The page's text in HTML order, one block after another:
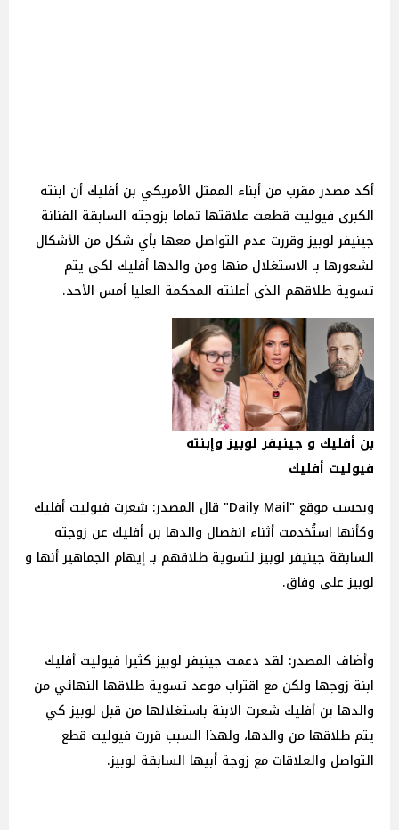
أكد مصدر مقرب من أبناء الممثل الأمريكي بن أفليك أن ابنته
الكبرى فيوليت قطعت علاقتها تماما بزوجته السابقة الفنانة
جينيفر لوبيز وقررت عدم التواصل معها بأي شكل من الأشكال
لشعورها بـ الاستغلال منها ومن والدها أفليك لكي يتم
تسوية طلاقهم الذي أعلنته المحكمة العليا أمس الأحد.
بن أفليك و جينيفر لوبيز وإبنته
فيوليت أفليك
وبحسب موقع "Daily Mail" قال المصدر: شعرت فيوليت أفليك
وكأنها استُخدمت أثناء انفصال والدها بن أفليك عن زوجته
السابقة جينيفر لوبيز لتسوية طلاقهم بـ إيهام الجماهير أنها و
لوبيز على وفاق.
وأضاف المصدر: لقد دعمت جينيفر لوبيز كثيرا فيوليت أفليك
ابنة زوجها ولكن مع اقتراب موعد تسوية طلاقها النهائي من
والدها بن أفليك شعرت الابنة باستغلالها من قبل لوبيز كي
يتم طلاقها من والدها، ولهذا السبب قررت فيوليت قطع
التواصل والعلاقات مع زوجة أبيها السابقة لوبيز.